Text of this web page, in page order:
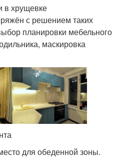
в хрущевке
с решением таких
планировки мебельного
маскировка
для обеденной зоны.